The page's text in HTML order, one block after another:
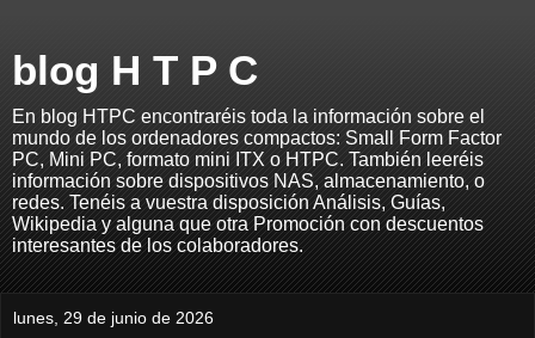
blog H T P C
En blog HTPC encontraréis toda la información sobre el
mundo de los ordenadores compactos: Small Form Factor
PC, Mini PC, formato mini ITX o HTPC. También leeréis
información sobre dispositivos NAS, almacenamiento, o
redes. Tenéis a vuestra disposición Análisis, Guías,
Wikipedia y alguna que otra Promoción con descuentos
interesantes de los colaboradores.
lunes, 29 de junio de 2026